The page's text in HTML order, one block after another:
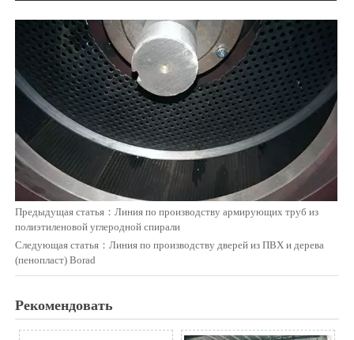
Предыдущая статья： Линия по производству армирующих труб из
полиэтиленовой углеродной спирали
Следующая статья： Линия по производству дверей из ПВХ и дерева
(пенопласт) Borad
Рекомендовать